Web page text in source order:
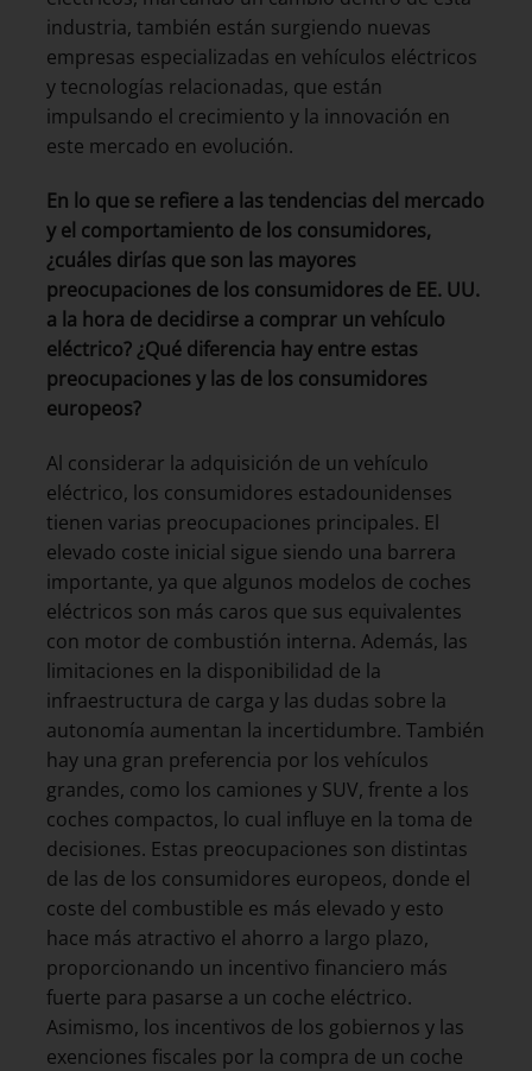
industria, también están surgiendo nuevas
empresas especializadas en vehículos eléctricos
y tecnologías relacionadas, que están
impulsando el crecimiento y la innovación en
este mercado en evolución.
En lo que se refiere a las tendencias del mercado
y el comportamiento de los consumidores,
¿cuáles dirías que son las mayores
preocupaciones de los consumidores de EE. UU.
a la hora de decidirse a comprar un vehículo
eléctrico? ¿Qué diferencia hay entre estas
preocupaciones y las de los consumidores
europeos?
Al considerar la adquisición de un vehículo
eléctrico, los consumidores estadounidenses
tienen varias preocupaciones principales. El
elevado coste inicial sigue siendo una barrera
importante, ya que algunos modelos de coches
eléctricos son más caros que sus equivalentes
con motor de combustión interna. Además, las
limitaciones en la disponibilidad de la
infraestructura de carga y las dudas sobre la
autonomía aumentan la incertidumbre. También
hay una gran preferencia por los vehículos
grandes, como los camiones y SUV, frente a los
coches compactos, lo cual influye en la toma de
decisiones. Estas preocupaciones son distintas
de las de los consumidores europeos, donde el
coste del combustible es más elevado y esto
hace más atractivo el ahorro a largo plazo,
proporcionando un incentivo financiero más
fuerte para pasarse a un coche eléctrico.
Asimismo, los incentivos de los gobiernos y las
exenciones fiscales por la compra de un coche